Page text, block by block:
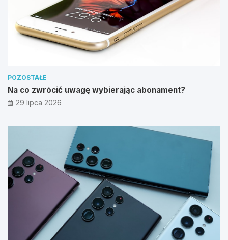
POZOSTAŁE
Na co zwrócić uwagę wybierając abonament?
29 lipca 2026